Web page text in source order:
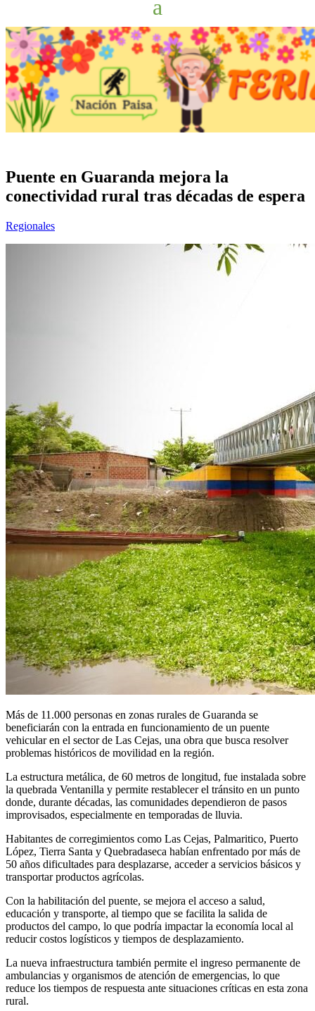
Puente en Guaranda mejora la
conectividad rural tras décadas de espera
Regionales
Más de 11.000 personas en zonas rurales de Guaranda se
beneficiarán con la entrada en funcionamiento de un puente
vehicular en el sector de Las Cejas, una obra que busca resolver
problemas históricos de movilidad en la región.
La estructura metálica, de 60 metros de longitud, fue instalada sobre
la quebrada Ventanilla y permite restablecer el tránsito en un punto
donde, durante décadas, las comunidades dependieron de pasos
improvisados, especialmente en temporadas de lluvia.
Habitantes de corregimientos como Las Cejas, Palmaritico, Puerto
López, Tierra Santa y Quebradaseca habían enfrentado por más de
50 años dificultades para desplazarse, acceder a servicios básicos y
transportar productos agrícolas.
Con la habilitación del puente, se mejora el acceso a salud,
educación y transporte, al tiempo que se facilita la salida de
productos del campo, lo que podría impactar la economía local al
reducir costos logísticos y tiempos de desplazamiento.
La nueva infraestructura también permite el ingreso permanente de
ambulancias y organismos de atención de emergencias, lo que
reduce los tiempos de respuesta ante situaciones críticas en esta zona
rural.